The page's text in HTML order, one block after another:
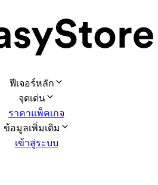
ฟีเจอร์หลัก
จุดเด่น
ราคาแพ็คเกจ
ข้อมูลเพิ่มเติม
เข้าสู่ระบบ